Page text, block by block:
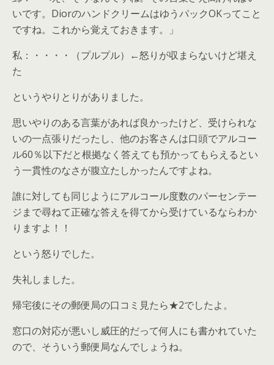
いです。DiorのハンドクリームはゆうパックOKってこと
ですね。これから覚えておきます。」
私：・・・・（プルプル）←怒りが収まらないけど堪え
た
というやりとりがありました。
思いやりのある言葉があれば良かったけど、受けられな
いの一点張りだったし、他のお客さんは口頭でアルコー
ル60％以下だと根拠なく答えても預かってもらえるとい
う一貫性のなさが腹立たしかったんですよね。
誰に対しても同じようにアルコール度数のパーセンテー
ジまで尋ねて正確な答えを得てから受けているならわか
りますよ！！
という怒りでした。
失礼しました。
帰宅後にその郵便局の口コミ見たら★2でしたよ。
窓口の対応が悪いし威圧的だって何人にも書かれていた
ので、そういう郵便局なんでしょうね。